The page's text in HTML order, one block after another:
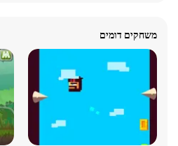
משחקים דומים